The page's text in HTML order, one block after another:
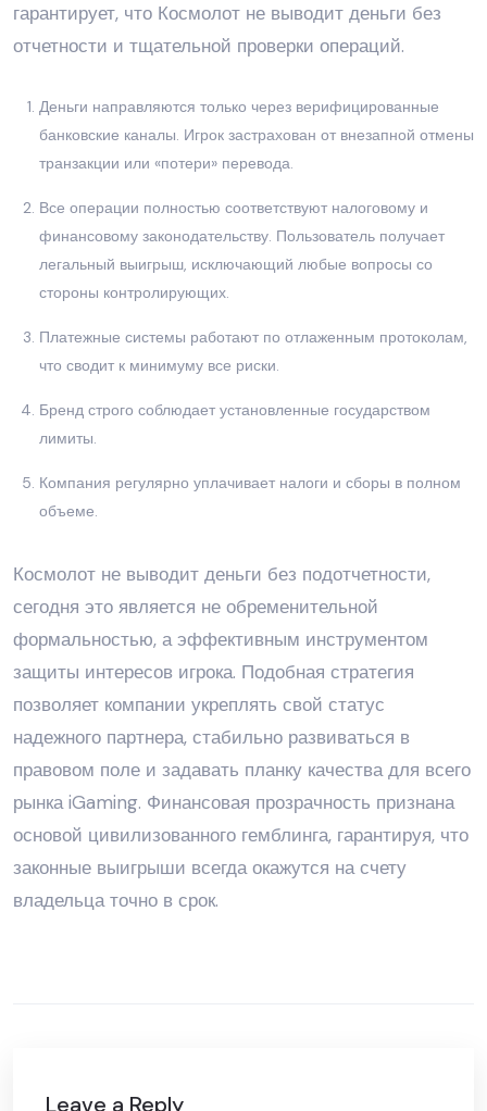
гарантирует, что Космолот не выводит деньги без
отчетности и тщательной проверки операций.
Деньги направляются только через верифицированные
банковские каналы. Игрок застрахован от внезапной отмены
транзакции или «потери» перевода.
Все операции полностью соответствуют налоговому и
финансовому законодательству. Пользователь получает
легальный выигрыш, исключающий любые вопросы со
стороны контролирующих.
Платежные системы работают по отлаженным протоколам,
что сводит к минимуму все риски.
Бренд строго соблюдает установленные государством
лимиты.
Компания регулярно уплачивает налоги и сборы в полном
объеме.
Космолот не выводит деньги без подотчетности,
сегодня это является не обременительной
формальностью, а эффективным инструментом
защиты интересов игрока. Подобная стратегия
позволяет компании укреплять свой статус
надежного партнера, стабильно развиваться в
правовом поле и задавать планку качества для всего
рынка iGaming. Финансовая прозрачность признана
основой цивилизованного гемблинга, гарантируя, что
законные выигрыши всегда окажутся на счету
владельца точно в срок.
Leave a Reply